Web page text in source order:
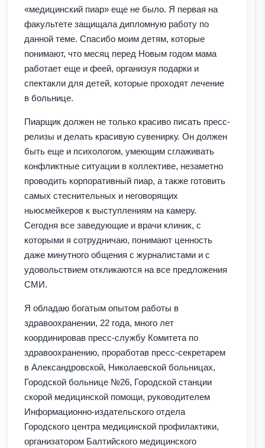
«медицинский пиар» еще не было. Я первая на
факультете защищала дипломную работу по
данной теме. Спасибо моим детям, которые
понимают, что месяц перед Новым годом мама
работает еще и феей, организуя подарки и
спектакли для детей, которые проходят лечение
в больнице.
Пиарщик должен не только красиво писать пресс-
релизы и делать красивую сувенирку. Он должен
быть еще и психологом, умеющим сглаживать
конфликтные ситуации в коллективе, незаметно
проводить корпоративный пиар, а также готовить
самых стеснительных и неговорящих
ньюсмейкеров к выступлениям на камеру.
Сегодня все заведующие и врачи клиник, с
которыми я сотрудничаю, понимают ценность
даже минутного общения с журналистами и с
удовольствием откликаются на все предложения
СМИ.
Я обладаю богатым опытом работы в
здравоохранении, 22 года, много лет
координировав пресс-службу Комитета по
здравоохранению, проработав пресс-секретарем
в Александровской, Николаевской больницах,
Городской больнице №26, Городской станции
скорой медицинской помощи, руководителем
Информационно-издательского отдела
Городского центра медицинской профилактики,
организатором Балтийского медицинского